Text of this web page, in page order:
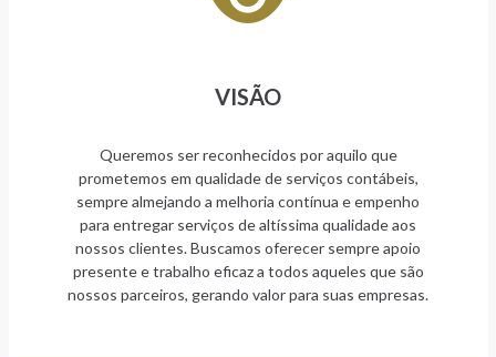
VISÃO
Queremos ser reconhecidos por aquilo que
prometemos em qualidade de serviços contábeis,
sempre almejando a melhoria contínua e empenho
para entregar serviços de altíssima qualidade aos
nossos clientes. Buscamos oferecer sempre apoio
presente e trabalho eficaz a todos aqueles que são
nossos parceiros, gerando valor para suas empresas.